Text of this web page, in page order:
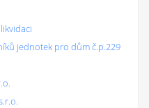
jednotek pro dům č.p.229